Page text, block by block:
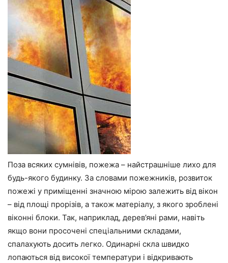
Поза всяких сумнівів, пожежа – найстрашніше лихо для
будь-якого будинку. За словами пожежників, розвиток
пожежі у приміщенні значною мірою залежить від вікон
– від площі прорізів, а також матеріалу, з якого зроблені
віконні блоки. Так, наприклад, дерев’яні рами, навіть
якщо вони просочені спеціальними складами,
спалахують досить легко. Одинарні скла швидко
лопаються від високої температури і відкривають